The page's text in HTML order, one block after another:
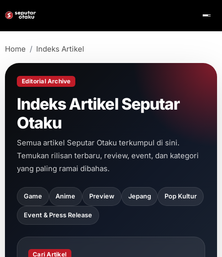
Home Indeks Artikel
Editorial Archive
Indeks Artikel Seputar
Otaku
Semua artikel Seputar Otaku terkumpul di sini.
Temukan rilisan terbaru, review, event, dan kategori
yang paling ramai dibahas.
Game Anime Preview Jepang Pop Kultur
Event & Press Release
Cari Artikel